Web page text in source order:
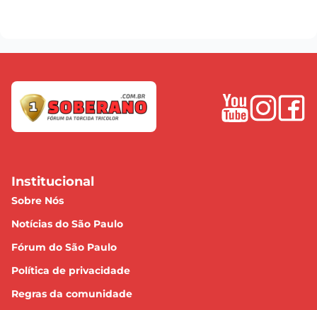
Institucional
Sobre Nós
Notícias do São Paulo
Fórum do São Paulo
Política de privacidade
Regras da comunidade